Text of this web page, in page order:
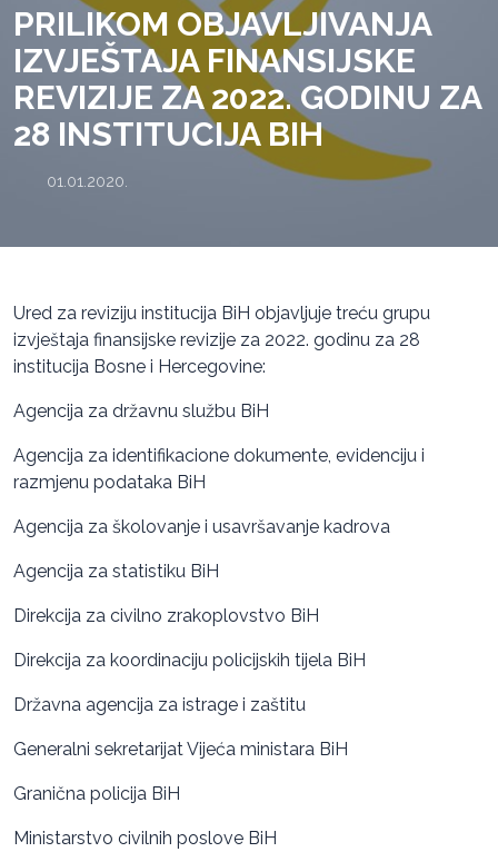
PRILIKOM OBJAVLJIVANJA
IZVJEŠTAJA FINANSIJSKE
REVIZIJE ZA 2022. GODINU ZA
28 INSTITUCIJA BIH
01.01.2020.
Ured za reviziju institucija BiH objavljuje treću grupu
izvještaja finansijske revizije za 2022. godinu za 28
institucija Bosne i Hercegovine:
Agencija za državnu službu BiH
Agencija za identifikacione dokumente, evidenciju i
razmjenu podataka BiH
Agencija za školovanje i usavršavanje kadrova
Agencija za statistiku BiH
Direkcija za civilno zrakoplovstvo BiH
Direkcija za koordinaciju policijskih tijela BiH
Državna agencija za istrage i zaštitu
Generalni sekretarijat Vijeća ministara BiH
Granična policija BiH
Ministarstvo civilnih poslove BiH